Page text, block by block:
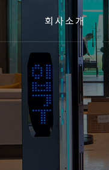
회사소개